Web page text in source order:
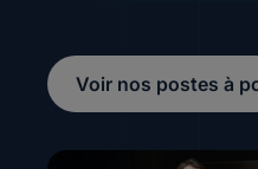
Voir nos postes à